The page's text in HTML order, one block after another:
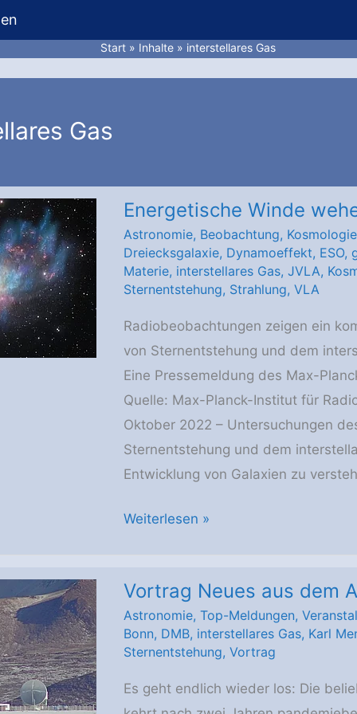
Start Inhalte interstellares Gas
Gas
Energetische Winde
Astronomie, Beobachtung, Kosmologie
Dreiecksgalaxie, Dynamoeffekt, ESO,
Materie, interstellares Gas, JVLA,
Sternentstehung, Strahlung, VLA
Radiobeobachtungen zeigen ein
von Sternentstehung und dem
Eine Pressemeldung des Max-
Quelle: Max-Planck-Institut für
Oktober 2022 – Untersuchungen
Sternentstehung und dem
Entwicklung von Galaxien zu
Energetische
aus
der
Dreiecksgalaxie
Weiterlesen »
Vortrag Neues aus dem
Astronomie, Top-Meldungen,
Bonn, DMB, interstellares Gas, Karl
Sternentstehung, Vortrag
Es geht endlich wieder los: Die